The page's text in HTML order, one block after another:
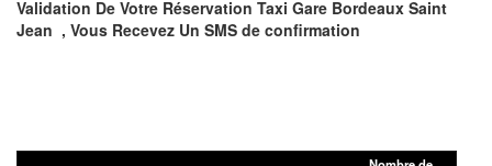
Validation De Votre Réservation Taxi Gare Bordeaux Saint
Jean , Vous Recevez Un SMS de confirmation